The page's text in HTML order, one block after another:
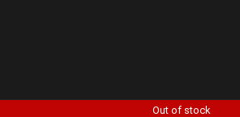
Out of stock